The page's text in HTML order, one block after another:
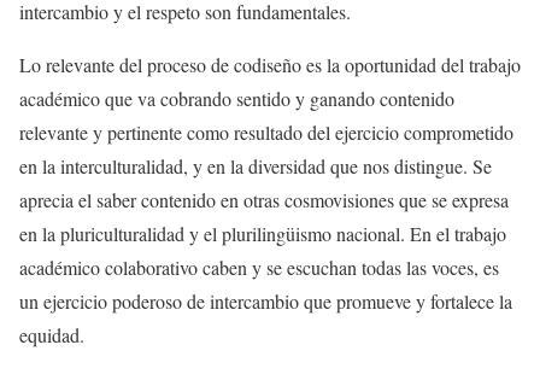
intercambio y el respeto son fundamentales.
Lo relevante del proceso de codiseño es la oportunidad del trabajo
académico que va cobrando sentido y ganando contenido
relevante y pertinente como resultado del ejercicio comprometido
en la interculturalidad, y en la diversidad que nos distingue. Se
aprecia el saber contenido en otras cosmovisiones que se expresa
en la pluriculturalidad y el plurilingüismo nacional. En el trabajo
académico colaborativo caben y se escuchan todas las voces, es
un ejercicio poderoso de intercambio que promueve y fortalece la
equidad.